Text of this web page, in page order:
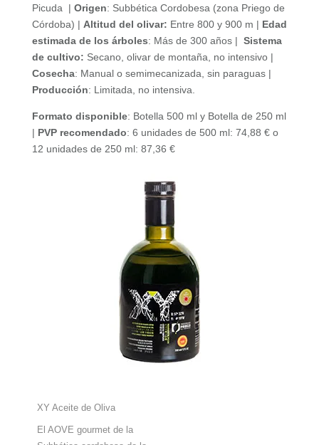
Picuda | Origen: Subbética Cordobesa (zona Priego de
Córdoba) | Altitud del olivar: Entre 800 y 900 m | Edad
estimada de los árboles: Más de 300 años | Sistema
de cultivo: Secano, olivar de montaña, no intensivo |
Cosecha: Manual o semimecanizada, sin paraguas |
Producción: Limitada, no intensiva.
Formato disponible: Botella 500 ml y Botella de 250 ml
| PVP recomendado: 6 unidades de 500 ml: 74,88 € o
12 unidades de 250 ml: 87,36 €
XY Aceite de Oliva
El AOVE gourmet de la